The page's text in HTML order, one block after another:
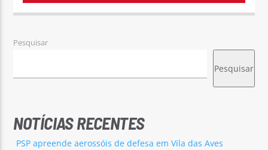
Pesquisar
Pesquisar
NOTÍCIAS RECENTES
PSP apreende aerossóis de defesa em Vila das Aves